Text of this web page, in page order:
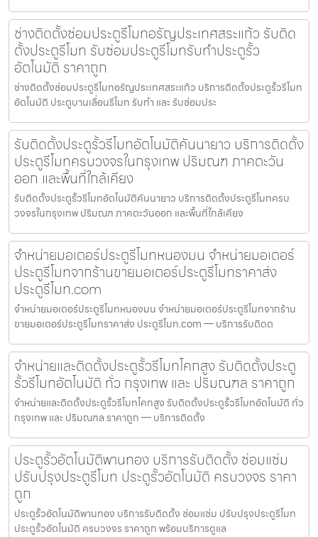
ช่างติดตั้งซ่อมประตูรีโมทอรัญประเทศสระแก้ว รับติด
ตั้งประตูรีโมท รับซ่อมประตูรีโมทรับทำประตูรั้ว
อัตโนมัติ ราคาถูก
ช่างติดตั้งซ่อมประตูรีโมทอรัญประเทศสระแก้ว บริการติดตั้งประตูรั้วรีโมท
อัตโนมัติ ประตูบานเลื่อนรีโมท รับทำ และ รับซ่อมประ
รับติดตั้งประตูรั้วรีโมทอัตโนมัติคันนายาว บริการติดตั้ง
ประตูรีโมทครบวงจรในกรุงเทพ ปริมณฑ ภาคตะวัน
ออก และพื้นที่ใกล้เคียง
รับติดตั้งประตูรั้วรีโมทอัตโนมัติคันนายาว บริการติดตั้งประตูรีโมทครบ
วงจรในกรุงเทพ ปริมณฑ ภาคตะวันออก และพื้นที่ใกล้เคียง
จำหน่ายมอเตอร์ประตูรีโมทหนองมน จำหน่ายมอเตอร์
ประตูรีโมทจากร้านขายมอเตอร์ประตูรีโมทราคาส่ง
ประตูรีโมท.com
จำหน่ายมอเตอร์ประตูรีโมทหนองมน จำหน่ายมอเตอร์ประตูรีโมทจากร้าน
ขายมอเตอร์ประตูรีโมทราคาส่ง ประตูรีโมท.com — บริการรับติดต
จำหน่ายและติดตั้งประตูรั้วรีโมทโคกสูง รับติดตั้งประตู
รั้วรีโมทอัตโนมัติ ทั่ว กรุงเทพ และ ปริมณฑล ราคาถูก
จำหน่ายและติดตั้งประตูรั้วรีโมทโคกสูง รับติดตั้งประตูรั้วรีโมทอัตโนมัติ ทั่ว
กรุงเทพ และ ปริมณฑล ราคาถูก — บริการติดตั้ง
ประตูรั้วอัตโนมัติพานทอง บริการรับติดตั้ง ซ่อมแซ่ม
ปรับปรุงประตูรีโมท ประตูรั้วอัตโนมัติ ครบวงจร ราคา
ถูก
ประตูรั้วอัตโนมัติพานทอง บริการรับติดตั้ง ซ่อมแซ่ม ปรับปรุงประตูรีโมท
ประตูรั้วอัตโนมัติ ครบวงจร ราคาถูก พร้อมบริการดูแล